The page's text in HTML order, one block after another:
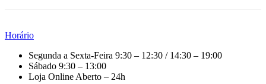
Horário
Segunda a Sexta-Feira 9:30 – 12:30 / 14:30 – 19:00
Sábado 9:30 – 13:00
Loja Online Aberto – 24h